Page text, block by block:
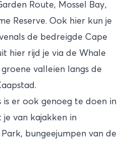
Route, Mossel Bay,
Reserve. Ook hier kun je
de bedreigde Cape
hier rijd je via de Whale
valleien langs de
is er ook genoeg te doen in
van kajakken in
bungeejumpen van de